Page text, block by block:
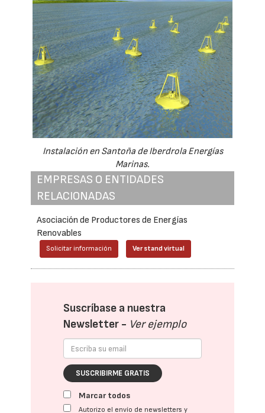
Instalación en Santoña de Iberdrola Energías
Marinas.
EMPRESAS O ENTIDADES
RELACIONADAS
Asociación de Productores de Energías
Renovables
Solicitar información Ver stand virtual
Suscríbase a nuestra
Newsletter - Ver ejemplo
SUSCRIBIRME GRATIS
Marcar todos
Autorizo el envío de newsletters y